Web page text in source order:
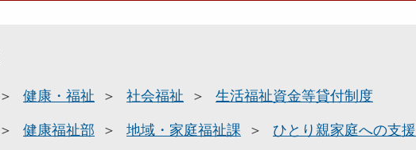
健康・福祉 社会福祉 生活福祉資金等貸付制度
健康福祉部 地域・家庭福祉課 ひとり親家庭への支援